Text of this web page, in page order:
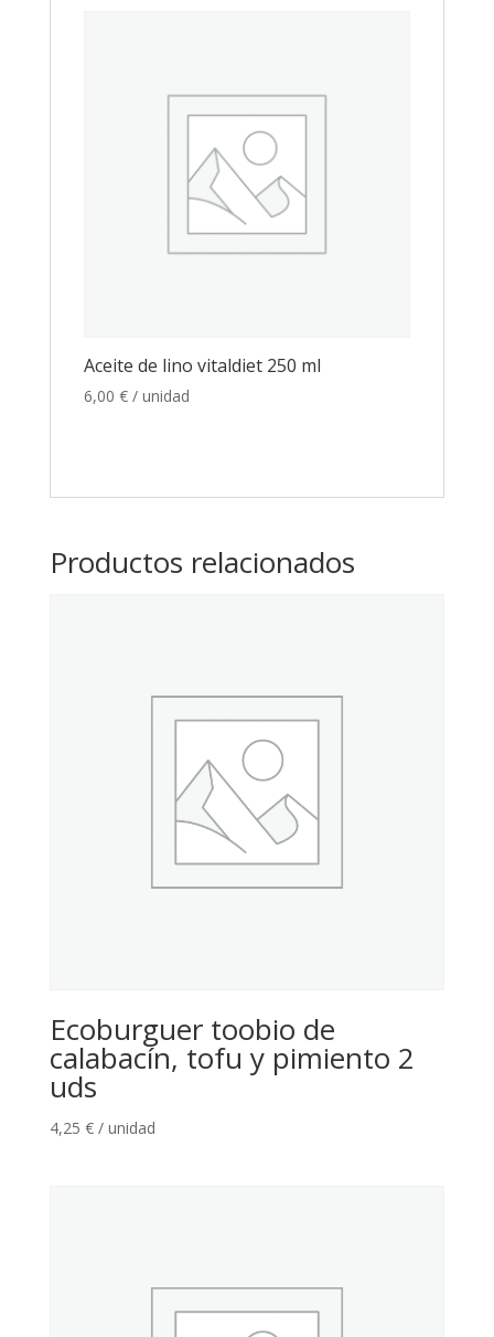
Aceite de lino vitaldiet 250 ml
6,00 € / unidad
Productos relacionados
Ecoburguer toobio de
calabacín, tofu y pimiento 2
uds
4,25 € / unidad